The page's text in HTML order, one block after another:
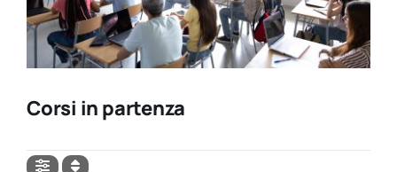
Corsi in partenza